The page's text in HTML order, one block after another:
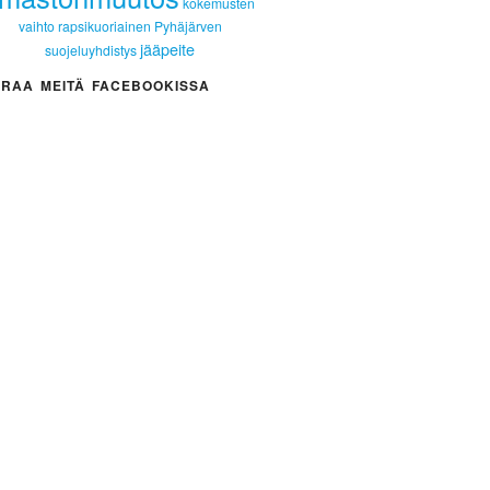
vaihtorapsikuoriainen Pyhäjärven
suojeluyhdistysjääpeite
MEITÄ FACEBOOKISSA